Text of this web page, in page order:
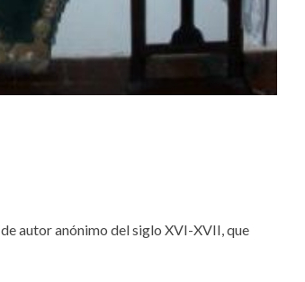
autor anónimo del siglo XVI-XVII, que